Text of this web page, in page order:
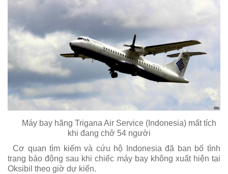
Máy bay hãng Trigana Air Service (Indonesia) mất tích
khi đang chở 54 người
Cơ quan tìm kiếm và cứu hộ Indonesia đã ban bố tình
trạng báo động sau khi chiếc máy bay không xuất hiện tại
Oksibil theo giờ dự kiến.